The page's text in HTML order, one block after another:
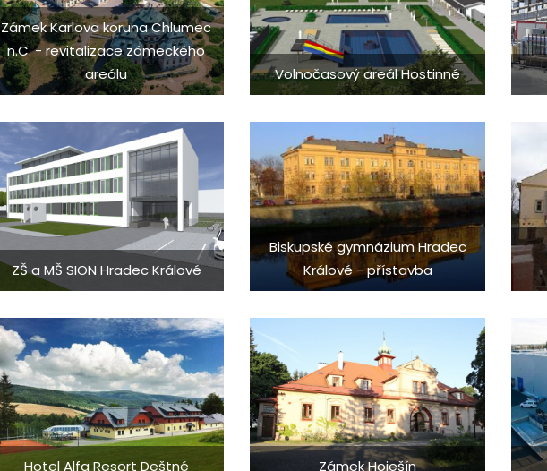
Zámek Karlova koruna Chlumec
n.C. - revitalizace zámeckého
areálu
Volnočasový areál Hostinné
ZŠ a MŠ SION Hradec Králové
Biskupské gymnázium Hradec
Králové - přístavba
Hotel Alfa Resort Deštné Zámek Hoješín